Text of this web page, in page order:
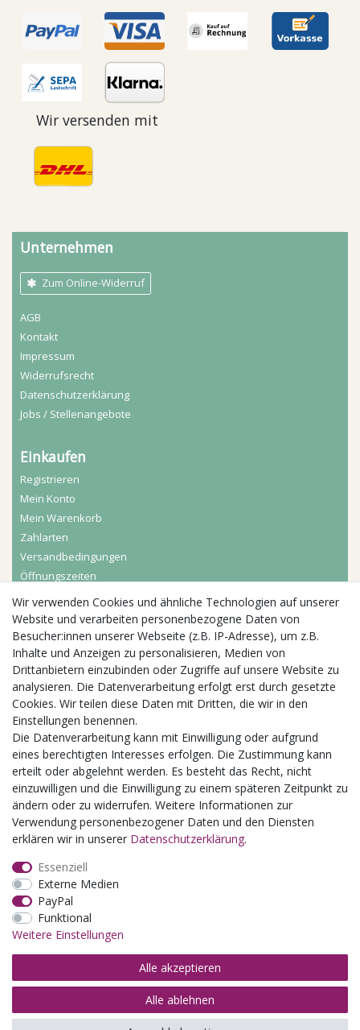
Wir versenden mit
Unternehmen
Zum Online-Widerruf
AGB
Kontakt
Impressum
Widerrufs­recht
Daten­schutz­erklärung
Jobs / Stellenangebote
Einkaufen
Registrieren
Mein Konto
Mein Warenkorb
Zahlarten
Versandbedingungen
Öffnungszeiten
Aktuelles
Busgruppen
Kindergeburtstage
Kindergartenausflug
Schulklassenausflug
Zwillingsrabatt
© Copyright 2026 | Alle Rechte vorbehalten.
Wir verwenden Cookies und ähnliche Technologien auf unserer
Website und verarbeiten personenbezogene Daten von
Besucher:innen unserer Webseite (z.B. IP-Adresse), um z.B.
Inhalte und Anzeigen zu personalisieren, Medien von
Drittanbietern einzubinden oder Zugriffe auf unsere Website zu
analysieren. Die Datenverarbeitung erfolgt erst durch gesetzte
Cookies. Wir teilen diese Daten mit Dritten, die wir in den
Einstellungen benennen.
Die Datenverarbeitung kann mit Einwilligung oder aufgrund
eines berechtigten Interesses erfolgen. Die Zustimmung kann
erteilt oder abgelehnt werden. Es besteht das Recht, nicht
einzuwilligen und die Einwilligung zu einem späteren Zeitpunkt zu
ändern oder zu widerrufen. Weitere Informationen zur
Verwendung personenbezogener Daten und den Diensten
erklären wir in unserer Daten­schutz­erklärung.
Essenziell
Externe Medien
PayPal
Funktional
Weitere Einstellungen
Alle akzeptieren
Alle ablehnen